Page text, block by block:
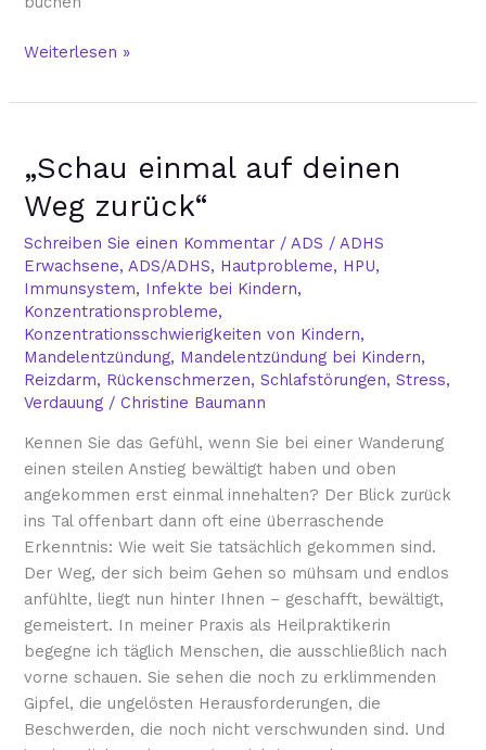
Weiterlesen »
„Schau einmal auf deinen
Weg zurück“
Schreiben Sie einen Kommentar /ADS / ADHS
Erwachsene,ADS/ADHS, Hautprobleme, HPU,
Immunsystem, Infekte bei Kindern,
Konzentrationsprobleme,
Konzentrationsschwierigkeiten von Kindern,
Mandelentzündung, Mandelentzündung bei Kindern,
Reizdarm, Rückenschmerzen,Schlafstörungen,Stress,
Verdauung /Christine Baumann
Kennen Sie das Gefühl, wenn Sie bei einer Wanderung
einen steilen Anstieg bewältigt haben und oben
angekommen erst einmal innehalten? Der Blick zurück
ins Tal offenbart dann oft eine überraschende
Erkenntnis: Wie weit Sie tatsächlich gekommen sind.
Der Weg, der sich beim Gehen so mühsam und endlos
anfühlte, liegt nun hinter Ihnen – geschafft, bewältigt,
gemeistert. In meiner Praxis als Heilpraktikerin
begegne ich täglich Menschen, die ausschließlich nach
vorne schauen. Sie sehen die noch zu erklimmenden
Gipfel, die ungelösten Herausforderungen, die
Beschwerden, die noch nicht verschwunden sind. Und
einmal
deinen
Weg
zurück“